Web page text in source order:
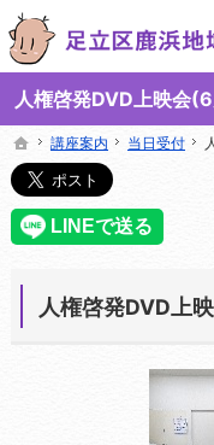
人権啓発DVD上映会
足立区鹿浜地域学習センターでは地域
足立区鹿浜地域学習センターや図書館
ホーム
講座案内 当日受付
人権啓発DVD上
ホーム
講座案内 当日受付